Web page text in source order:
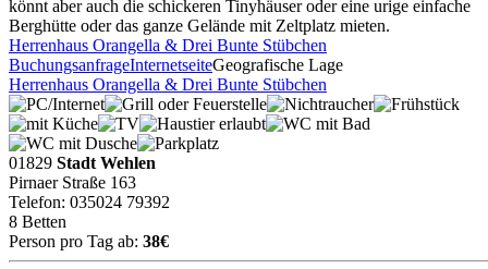
könnt aber auch die schickeren Tinyhäuser oder eine urige einfache
Berghütte oder das ganze Gelände mit Zeltplatz mieten.
Herrenhaus Orangella & Drei Bunte Stübchen
BuchungsanfrageInternetseiteGeografische Lage
Herrenhaus Orangella & Drei Bunte Stübchen
01829 Stadt Wehlen
Pirnaer Straße 163
Telefon: 035024 79392
8 Betten
Person pro Tag ab: 38€